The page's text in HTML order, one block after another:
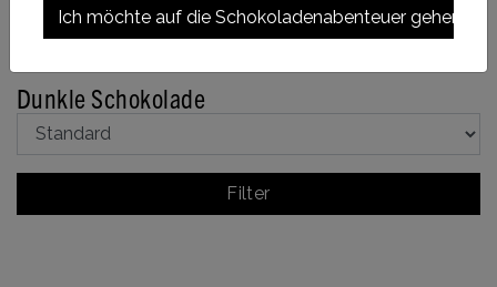
Ich möchte auf die Schokoladenabenteuer gehen!
Zurück zu Schokobar |Sortiment Schokobar
Dunkle
Dunkle Schokolade
Filter